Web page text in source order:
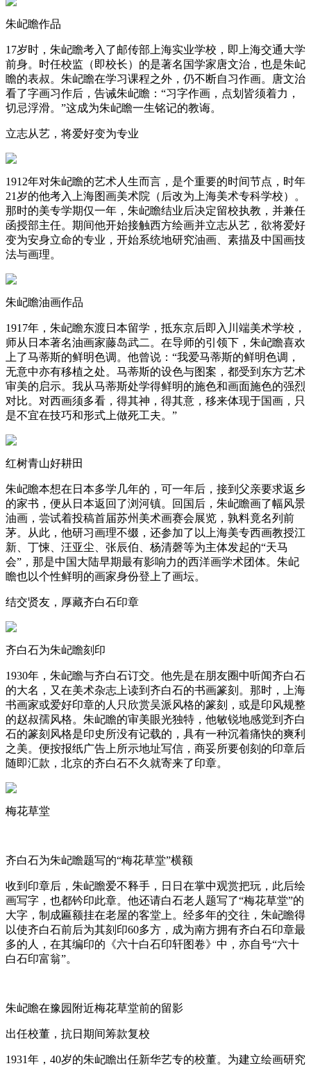
朱屺瞻作品
17岁时，朱屺瞻考入了邮传部上海实业学校，即上海交通大学
前身。时任校监（即校长）的是著名国学家唐文治，也是朱屺
瞻的表叔。朱屺瞻在学习课程之外，仍不断自习作画。唐文治
看了字画习作后，告诫朱屺瞻：“习字作画，点划皆须着力，
切忌浮滑。”这成为朱屺瞻一生铭记的教诲。
立志从艺，将爱好变为专业
1912年对朱屺瞻的艺术人生而言，是个重要的时间节点，时年
21岁的他考入上海图画美术院（后改为上海美术专科学校）。
那时的美专学期仅一年，朱屺瞻结业后决定留校执教，并兼任
函授部主任。期间他开始接触西方绘画并立志从艺，欲将爱好
变为安身立命的专业，开始系统地研究油画、素描及中国画技
法与画理。
朱屺瞻油画作品
1917年，朱屺瞻东渡日本留学，抵东京后即入川端美术学校，
师从日本著名油画家藤岛武二。在导师的引领下，朱屺瞻喜欢
上了马蒂斯的鲜明色调。他曾说：“我爱马蒂斯的鲜明色调，
无意中亦有移植之处。马蒂斯的设色与图案，都受到东方艺术
审美的启示。我从马蒂斯处学得鲜明的施色和画面施色的强烈
对比。对西画须多看，得其神，得其意，移来体现于国画，只
是不宜在技巧和形式上做死工夫。”
红树青山好耕田
朱屺瞻本想在日本多学几年的，可一年后，接到父亲要求返乡
的家书，便从日本返回了浏河镇。回国后，朱屺瞻画了幅风景
油画，尝试着投稿首届苏州美术画赛会展览，孰料竟名列前
茅。从此，他研习画理不缀，还参加了以上海美专西画教授江
新、丁悚、汪亚尘、张辰伯、杨清磬等为主体发起的“天马
会”，那是中国大陆早期最有影响力的西洋画学术团体。朱屺
瞻也以个性鲜明的画家身份登上了画坛。
结交贤友，厚藏齐白石印章
齐白石为朱屺瞻刻印
1930年，朱屺瞻与齐白石订交。他先是在朋友圈中听闻齐白石
的大名，又在美术杂志上读到齐白石的书画篆刻。那时，上海
书画家或爱好印章的人只欣赏吴派风格的篆刻，或是印风规整
的赵叔孺风格。朱屺瞻的审美眼光独特，他敏锐地感觉到齐白
石的篆刻风格是印史所没有记载的，具有一种沉着痛快的爽利
之美。便按报纸广告上所示地址写信，商妥所要创刻的印章后
随即汇款，北京的齐白石不久就寄来了印章。
梅花草堂
齐白石为朱屺瞻题写的“梅花草堂”横额
收到印章后，朱屺瞻爱不释手，日日在掌中观赏把玩，此后绘
画写字，也都钤印此章。他还请白石老人题写了“梅花草堂”的
大字，制成匾额挂在老屋的客堂上。经多年的交往，朱屺瞻得
以使齐白石前后为其刻印60多方，成为南方拥有齐白石印章最
多的人，在其编印的《六十白石印轩图卷》中，亦自号“六十
白石印富翁”。
朱屺瞻在豫园附近梅花草堂前的留影
出任校董，抗日期间筹款复校
1931年，40岁的朱屺瞻出任新华艺专的校董。为建立绘画研究